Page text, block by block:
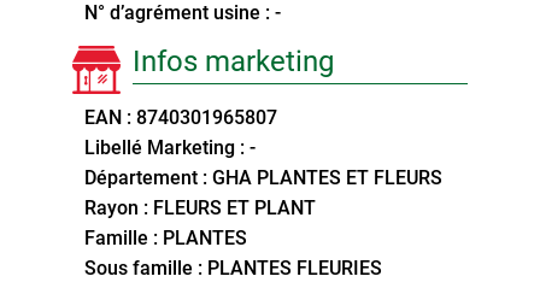
N° d’agrément usine : -
Infos marketing
EAN : 8740301965807
Libellé Marketing : -
Département : GHA PLANTES ET FLEURS
Rayon : FLEURS ET PLANT
Famille : PLANTES
Sous famille : PLANTES FLEURIES